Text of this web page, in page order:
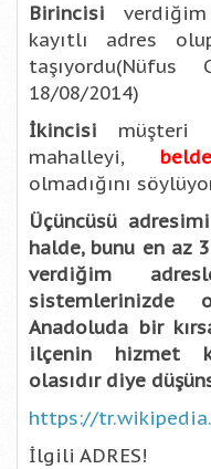
Birincisi verdiğim
kayıtlı adres
18/08/2014)
İkincisi müşteri
mahalleyi,
olmadığını
Üçüncüsü
halde, bunu en az
verdiğim
sistemlerinizde
Anadoluda bir
ilçenin hizmet
olasıdır diye
https://
İlgili ADRES!